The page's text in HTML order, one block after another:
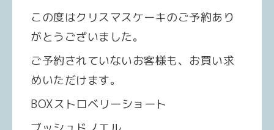
この度はクリスマスケーキのご予約あり
がとうございました。
ご予約されていないお客様も、お買い求
めいただけます。
BOXストロベリーショート